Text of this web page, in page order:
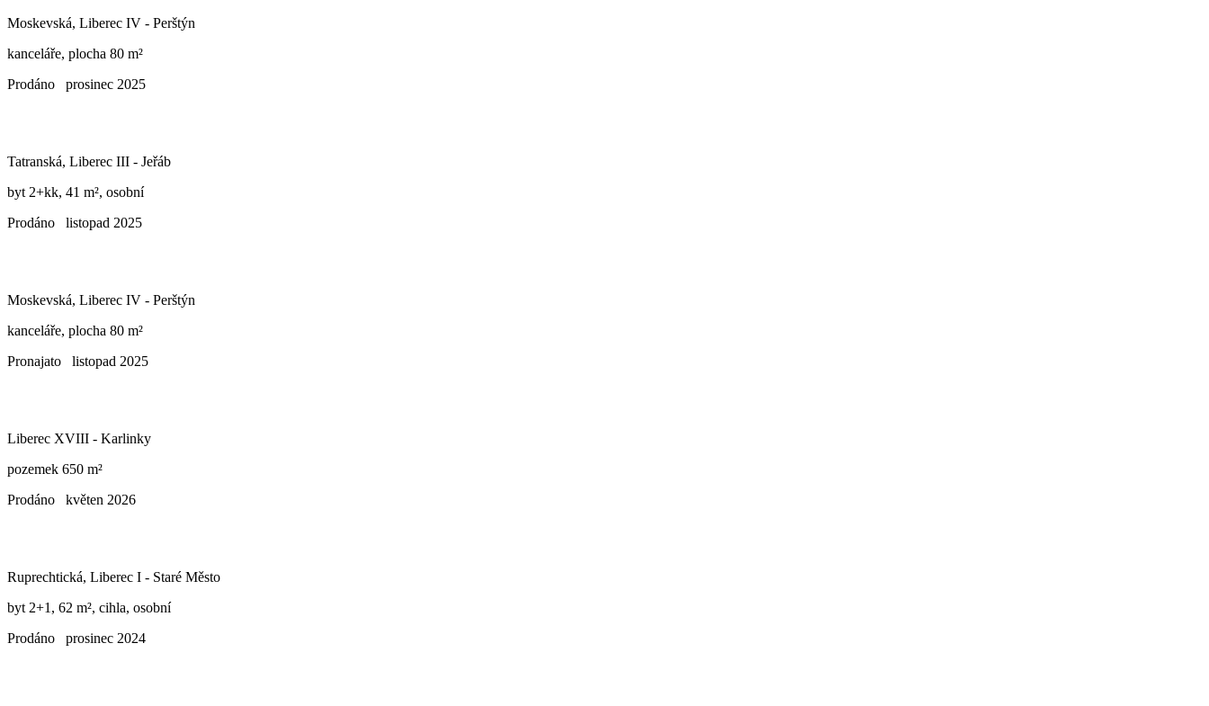
Moskevská, Liberec IV - Perštýn
kanceláře, plocha 80 m²
Prodáno
prosinec 2025
Tatranská, Liberec III - Jeřáb
byt 2+kk, 41 m², osobní
Prodáno
listopad 2025
Moskevská, Liberec IV - Perštýn
kanceláře, plocha 80 m²
Pronajato
listopad 2025
Liberec XVIII - Karlinky
pozemek 650 m²
Prodáno
květen 2026
Ruprechtická, Liberec I - Staré Město
byt 2+1, 62 m², cihla, osobní
Prodáno
prosinec 2024